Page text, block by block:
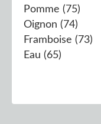
Pomme (75)
Oignon (74)
Framboise (73)
Eau (65)